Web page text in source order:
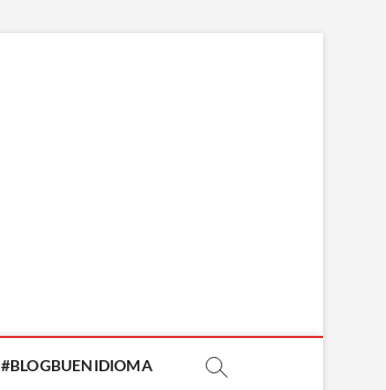
#BLOGBUENIDIOMA Botón de búsqueda